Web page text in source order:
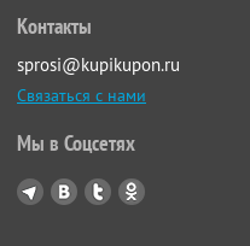
Контакты
sprosi@kupikupon.ru
Связаться с нами
Мы в Соцсетях